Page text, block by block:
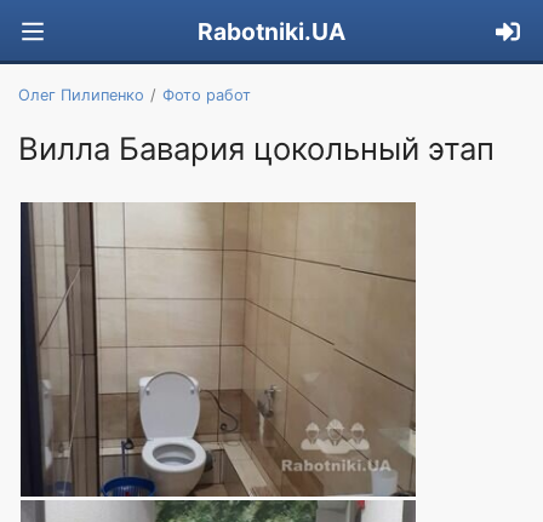
Rabotniki.UA
Олег Пилипенко Фото работ
Вилла Бавария цокольный этап